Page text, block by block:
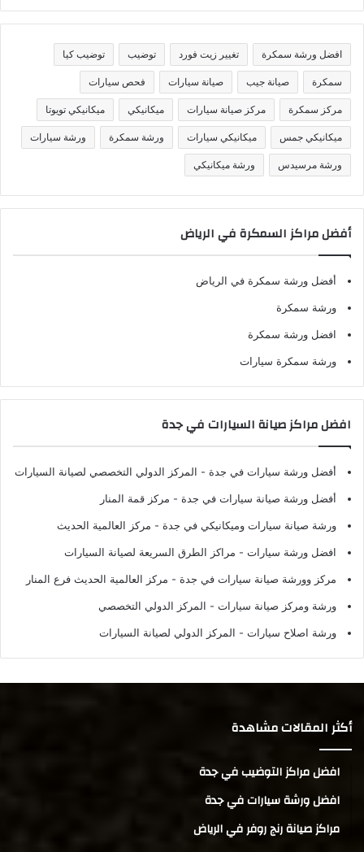
ن
ف
ا
افضل ورشة سمكرة تغيير زيت فورد توضيب توضيب كيا
سمكرة صيانة جيب صيانة سيارات فحص سيارات
مركز سمكرة مركز صيانة سيارات ميكانيكي ميكانيكي تويوتا
ميكانيكي جمس ميكانيكي سيارات ورشة سمكرة ورشة سيارات
ورشة مرسيدس ورشة ميكانيكي
أفضل مراكز السمكرة في الرياض
أفضل ورشة سمكرة في الرياض
ورشة سمكرة
افضل ورشة سمكرة
ورشة سمكرة سيارات
افضل مراكز صيانة السيارات في جدة
أفضل ورشة سيارات في جدة - المركز الدولي التخصصي لصيانة السيارات
أفضل ورشة صيانة سيارات في جدة - مركز قمة المنار
ورشة صيانة سيارات وميكانيكي في جدة - مركز العالمية الحديث
افضل ورشة سيارات - مراكز الطرق السريعة لصيانة السيارات
مركز وورشة صيانة سيارات في جدة - مركز العالمية الحديث فرع المنار
ورشة ومركز صيانة سيارات - المركز الدولي التخصصي
ورشة اصلاح سيارات - المركز الدولي لصيانة السيارات
أكثر المقالات مشاهدة
افضل مراكز التوضيب في جدة
افضل ورشة سيارات في جدة
مراكز صيانة رنج روفر في الرياض